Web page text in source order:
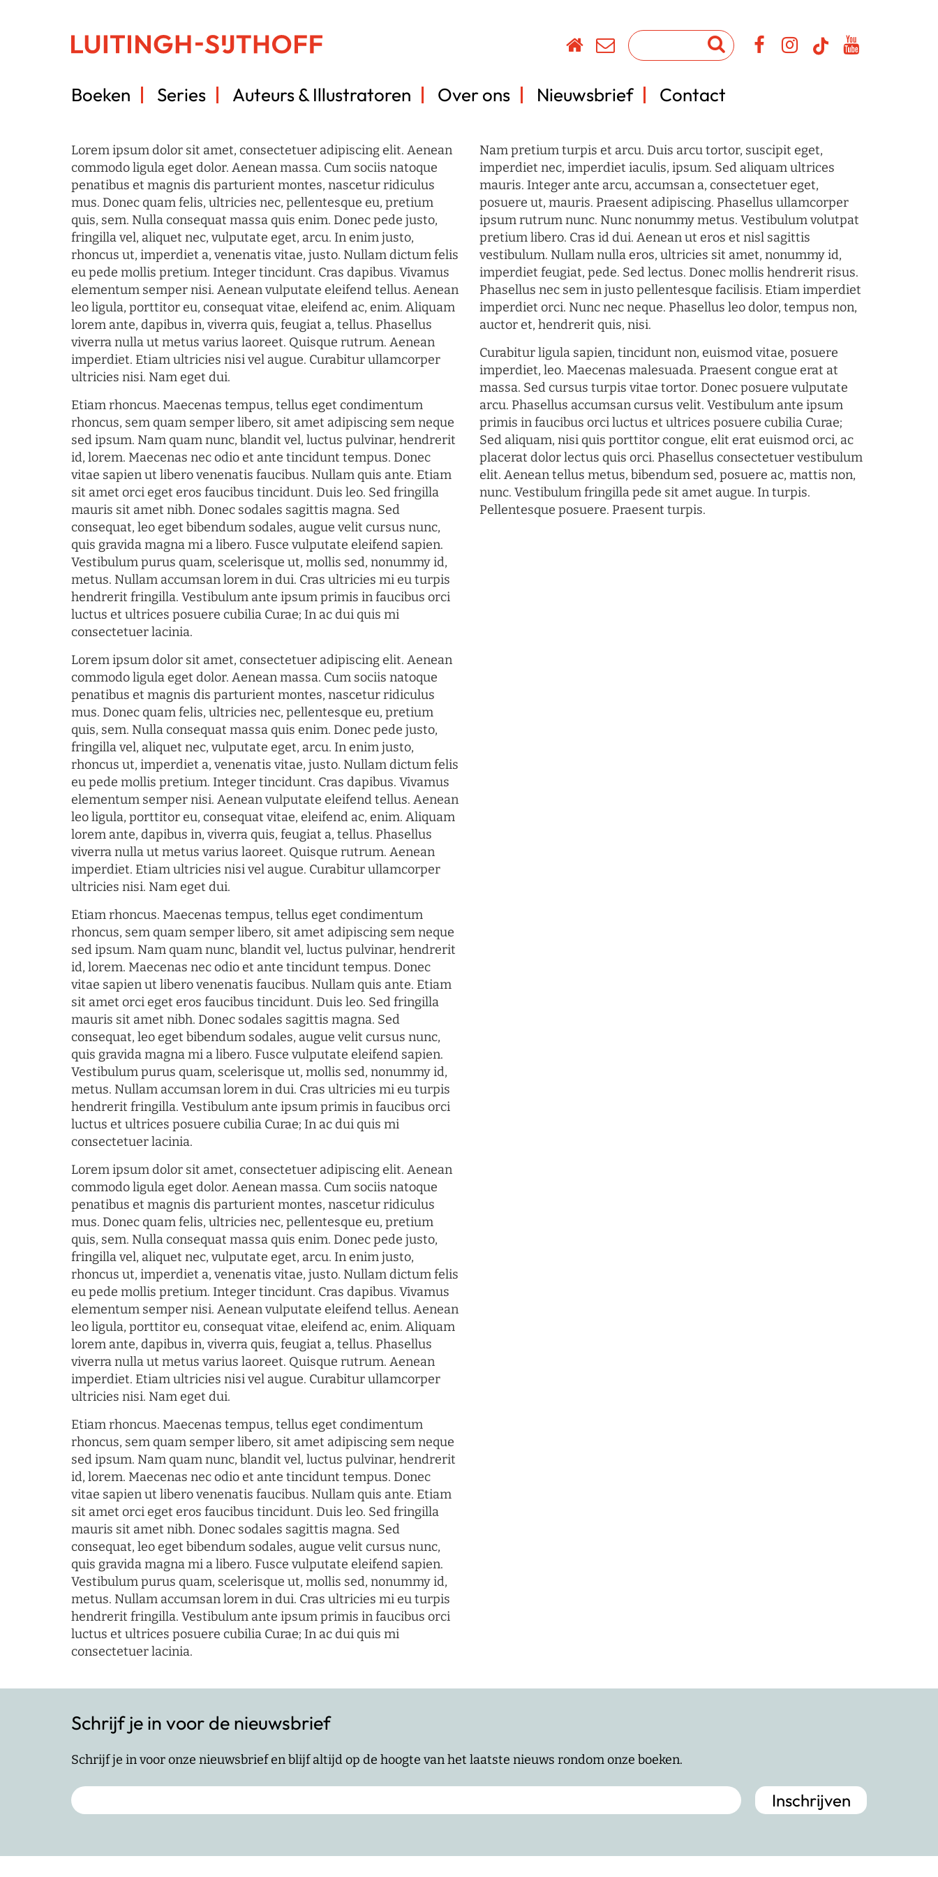
Boeken Series Auteurs & Illustratoren Over ons Nieuwsbrief Contact
Lorem ipsum dolor sit amet, consectetuer adipiscing elit. Aenean
commodo ligula eget dolor. Aenean massa. Cum sociis natoque
penatibus et magnis dis parturient montes, nascetur ridiculus
mus. Donec quam felis, ultricies nec, pellentesque eu, pretium
quis, sem. Nulla consequat massa quis enim. Donec pede justo,
fringilla vel, aliquet nec, vulputate eget, arcu. In enim justo,
rhoncus ut, imperdiet a, venenatis vitae, justo. Nullam dictum felis
eu pede mollis pretium. Integer tincidunt. Cras dapibus. Vivamus
elementum semper nisi. Aenean vulputate eleifend tellus. Aenean
leo ligula, porttitor eu, consequat vitae, eleifend ac, enim. Aliquam
lorem ante, dapibus in, viverra quis, feugiat a, tellus. Phasellus
viverra nulla ut metus varius laoreet. Quisque rutrum. Aenean
imperdiet. Etiam ultricies nisi vel augue. Curabitur ullamcorper
ultricies nisi. Nam eget dui.
Etiam rhoncus. Maecenas tempus, tellus eget condimentum
rhoncus, sem quam semper libero, sit amet adipiscing sem neque
sed ipsum. Nam quam nunc, blandit vel, luctus pulvinar, hendrerit
id, lorem. Maecenas nec odio et ante tincidunt tempus. Donec
vitae sapien ut libero venenatis faucibus. Nullam quis ante. Etiam
sit amet orci eget eros faucibus tincidunt. Duis leo. Sed fringilla
mauris sit amet nibh. Donec sodales sagittis magna. Sed
consequat, leo eget bibendum sodales, augue velit cursus nunc,
quis gravida magna mi a libero. Fusce vulputate eleifend sapien.
Vestibulum purus quam, scelerisque ut, mollis sed, nonummy id,
metus. Nullam accumsan lorem in dui. Cras ultricies mi eu turpis
hendrerit fringilla. Vestibulum ante ipsum primis in faucibus orci
luctus et ultrices posuere cubilia Curae; In ac dui quis mi
consectetuer lacinia.
Lorem ipsum dolor sit amet, consectetuer adipiscing elit. Aenean
commodo ligula eget dolor. Aenean massa. Cum sociis natoque
penatibus et magnis dis parturient montes, nascetur ridiculus
mus. Donec quam felis, ultricies nec, pellentesque eu, pretium
quis, sem. Nulla consequat massa quis enim. Donec pede justo,
fringilla vel, aliquet nec, vulputate eget, arcu. In enim justo,
rhoncus ut, imperdiet a, venenatis vitae, justo. Nullam dictum felis
eu pede mollis pretium. Integer tincidunt. Cras dapibus. Vivamus
elementum semper nisi. Aenean vulputate eleifend tellus. Aenean
leo ligula, porttitor eu, consequat vitae, eleifend ac, enim. Aliquam
lorem ante, dapibus in, viverra quis, feugiat a, tellus. Phasellus
viverra nulla ut metus varius laoreet. Quisque rutrum. Aenean
imperdiet. Etiam ultricies nisi vel augue. Curabitur ullamcorper
ultricies nisi. Nam eget dui.
Etiam rhoncus. Maecenas tempus, tellus eget condimentum
rhoncus, sem quam semper libero, sit amet adipiscing sem neque
sed ipsum. Nam quam nunc, blandit vel, luctus pulvinar, hendrerit
id, lorem. Maecenas nec odio et ante tincidunt tempus. Donec
vitae sapien ut libero venenatis faucibus. Nullam quis ante. Etiam
sit amet orci eget eros faucibus tincidunt. Duis leo. Sed fringilla
mauris sit amet nibh. Donec sodales sagittis magna. Sed
consequat, leo eget bibendum sodales, augue velit cursus nunc,
quis gravida magna mi a libero. Fusce vulputate eleifend sapien.
Vestibulum purus quam, scelerisque ut, mollis sed, nonummy id,
metus. Nullam accumsan lorem in dui. Cras ultricies mi eu turpis
hendrerit fringilla. Vestibulum ante ipsum primis in faucibus orci
luctus et ultrices posuere cubilia Curae; In ac dui quis mi
consectetuer lacinia.
Lorem ipsum dolor sit amet, consectetuer adipiscing elit. Aenean
commodo ligula eget dolor. Aenean massa. Cum sociis natoque
penatibus et magnis dis parturient montes, nascetur ridiculus
mus. Donec quam felis, ultricies nec, pellentesque eu, pretium
quis, sem. Nulla consequat massa quis enim. Donec pede justo,
fringilla vel, aliquet nec, vulputate eget, arcu. In enim justo,
rhoncus ut, imperdiet a, venenatis vitae, justo. Nullam dictum felis
eu pede mollis pretium. Integer tincidunt. Cras dapibus. Vivamus
elementum semper nisi. Aenean vulputate eleifend tellus. Aenean
leo ligula, porttitor eu, consequat vitae, eleifend ac, enim. Aliquam
lorem ante, dapibus in, viverra quis, feugiat a, tellus. Phasellus
viverra nulla ut metus varius laoreet. Quisque rutrum. Aenean
imperdiet. Etiam ultricies nisi vel augue. Curabitur ullamcorper
ultricies nisi. Nam eget dui.
Etiam rhoncus. Maecenas tempus, tellus eget condimentum
rhoncus, sem quam semper libero, sit amet adipiscing sem neque
sed ipsum. Nam quam nunc, blandit vel, luctus pulvinar, hendrerit
id, lorem. Maecenas nec odio et ante tincidunt tempus. Donec
vitae sapien ut libero venenatis faucibus. Nullam quis ante. Etiam
sit amet orci eget eros faucibus tincidunt. Duis leo. Sed fringilla
mauris sit amet nibh. Donec sodales sagittis magna. Sed
consequat, leo eget bibendum sodales, augue velit cursus nunc,
quis gravida magna mi a libero. Fusce vulputate eleifend sapien.
Vestibulum purus quam, scelerisque ut, mollis sed, nonummy id,
metus. Nullam accumsan lorem in dui. Cras ultricies mi eu turpis
hendrerit fringilla. Vestibulum ante ipsum primis in faucibus orci
luctus et ultrices posuere cubilia Curae; In ac dui quis mi
consectetuer lacinia.
Nam pretium turpis et arcu. Duis arcu tortor, suscipit eget,
imperdiet nec, imperdiet iaculis, ipsum. Sed aliquam ultrices
mauris. Integer ante arcu, accumsan a, consectetuer eget,
posuere ut, mauris. Praesent adipiscing. Phasellus ullamcorper
ipsum rutrum nunc. Nunc nonummy metus. Vestibulum volutpat
pretium libero. Cras id dui. Aenean ut eros et nisl sagittis
vestibulum. Nullam nulla eros, ultricies sit amet, nonummy id,
imperdiet feugiat, pede. Sed lectus. Donec mollis hendrerit risus.
Phasellus nec sem in justo pellentesque facilisis. Etiam imperdiet
imperdiet orci. Nunc nec neque. Phasellus leo dolor, tempus non,
auctor et, hendrerit quis, nisi.
Curabitur ligula sapien, tincidunt non, euismod vitae, posuere
imperdiet, leo. Maecenas malesuada. Praesent congue erat at
massa. Sed cursus turpis vitae tortor. Donec posuere vulputate
arcu. Phasellus accumsan cursus velit. Vestibulum ante ipsum
primis in faucibus orci luctus et ultrices posuere cubilia Curae;
Sed aliquam, nisi quis porttitor congue, elit erat euismod orci, ac
placerat dolor lectus quis orci. Phasellus consectetuer vestibulum
elit. Aenean tellus metus, bibendum sed, posuere ac, mattis non,
nunc. Vestibulum fringilla pede sit amet augue. In turpis.
Pellentesque posuere. Praesent turpis.
Schrijf je in voor de nieuwsbrief
Schrijf je in voor onze nieuwsbrief en blijf altijd op de hoogte van het laatste nieuws rondom onze boeken.